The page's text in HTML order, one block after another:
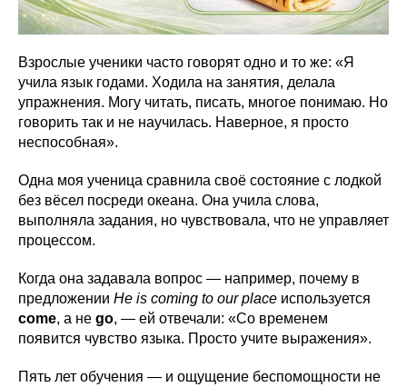
Взрослые ученики часто говорят одно и то же: «Я
учила язык годами. Ходила на занятия, делала
упражнения. Могу читать, писать, многое понимаю. Но
говорить так и не научилась. Наверное, я просто
неспособная».
Одна моя ученица сравнила своё состояние с лодкой
без вёсел посреди океана. Она учила слова,
выполняла задания, но чувствовала, что не управляет
процессом.
Когда она задавала вопрос — например, почему в
предложении He is coming to our place используется
come, а не go, — ей отвечали: «Со временем
появится чувство языка. Просто учите выражения».
Пять лет обучения — и ощущение беспомощности не